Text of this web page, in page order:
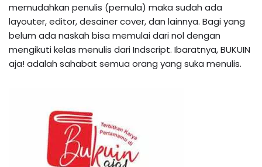
memudahkan penulis (pemula) maka sudah ada
layouter, editor, desainer cover, dan lainnya. Bagi yang
belum ada naskah bisa memulai dari nol dengan
mengikuti kelas menulis dari Indscript. Ibaratnya, BUKUIN
aja! adalah sahabat semua orang yang suka menulis.